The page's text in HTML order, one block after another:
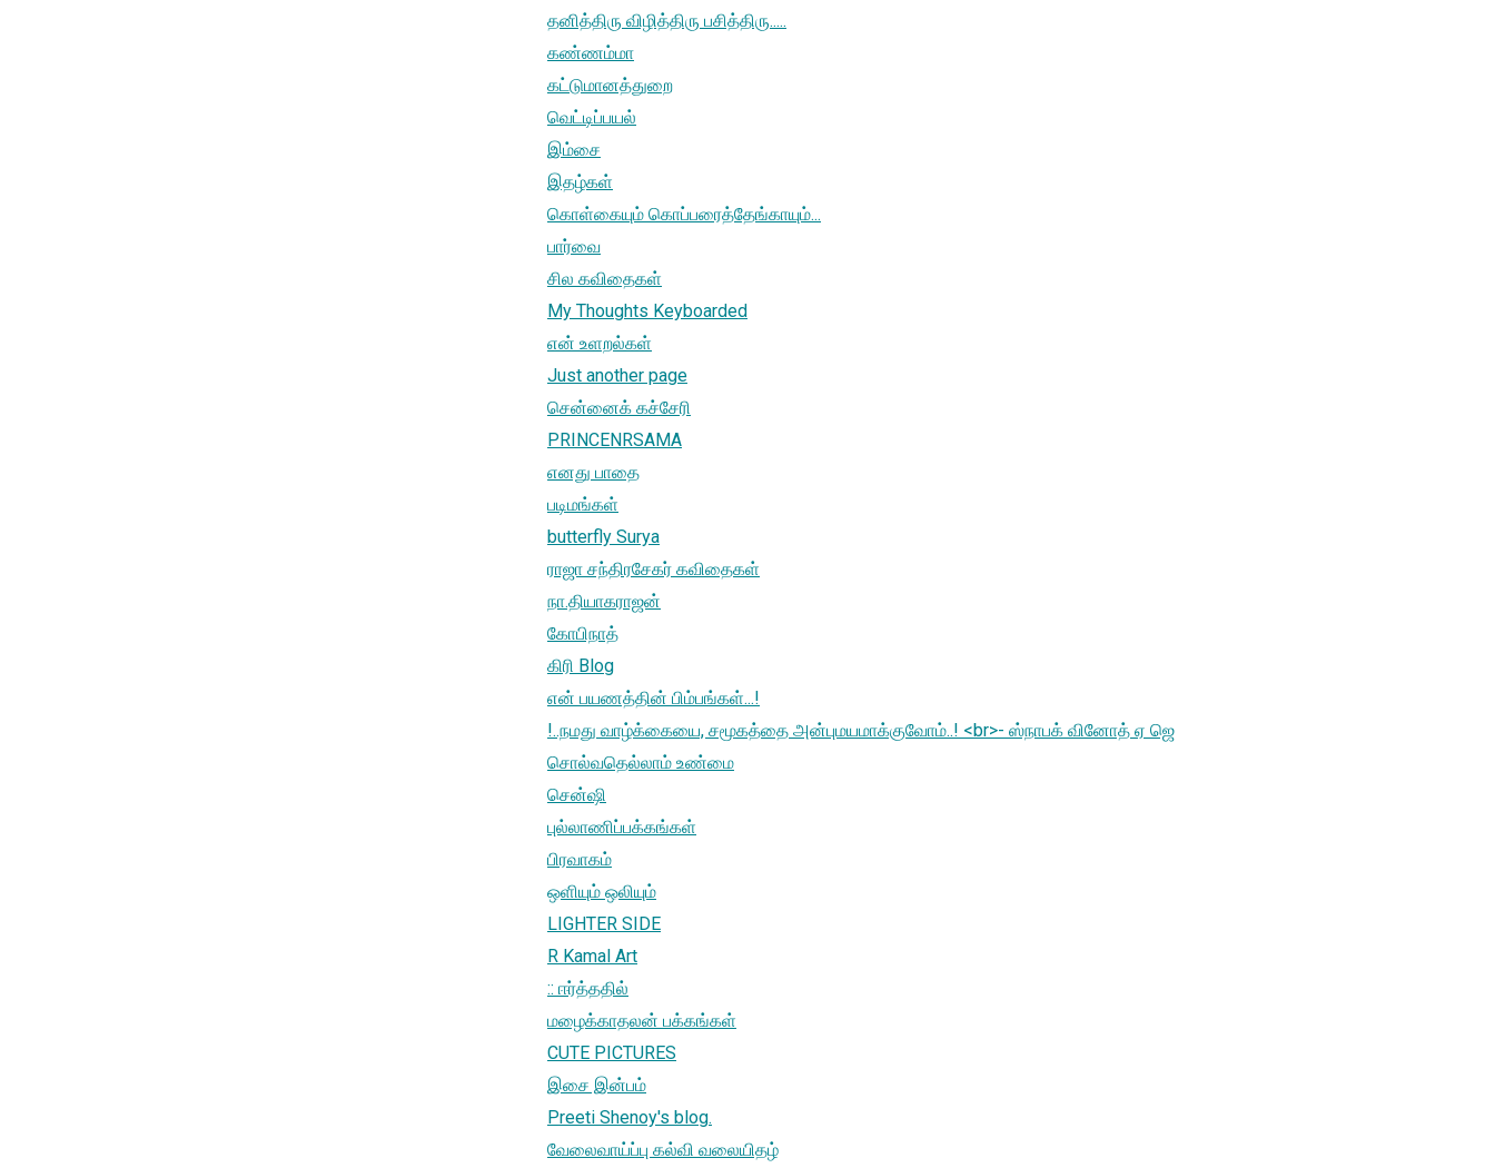
தனித்திரு விழித்திரு பசித்திரு.....
கண்ணம்மா
கட்டுமானத்துறை
வெட்டிப்பயல்
இம்சை
இதழ்கள்
கொள்கையும் கொப்பரைத்தேங்காயும்...
பார்வை
சில கவிதைகள்
My Thoughts Keyboarded
என் உளறல்கள்
Just another page
சென்னைக் கச்சேரி
PRINCENRSAMA
எனது பாதை
படிமங்கள்
butterfly Surya
ராஜா சந்திரசேகர் கவிதைகள்
நா.தியாகராஜன்
கோபிநாத்
கிரி Blog
என் பயணத்தின் பிம்பங்கள்...!
!..நமது வாழ்க்கையை, சமூகத்தை அன்புமயமாக்குவோம்..! <br>- ஸ்நாபக் வினோத் ஏ ஜெ
சொல்வதெல்லாம் உண்மை
சென்ஷி
புல்லாணிப்பக்கங்கள்
பிரவாகம்
ஒளியும் ஒலியும்
LIGHTER SIDE
R Kamal Art
:: ஈர்த்ததில்
மழைக்காதலன் பக்கங்கள்
CUTE PICTURES
இசை இன்பம்
Preeti Shenoy's blog.
வேலைவாய்ப்பு கல்வி வலையிதழ்